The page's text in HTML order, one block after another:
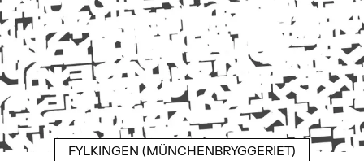
FYLKINGEN (MÜNCHENBRYGGERIET)